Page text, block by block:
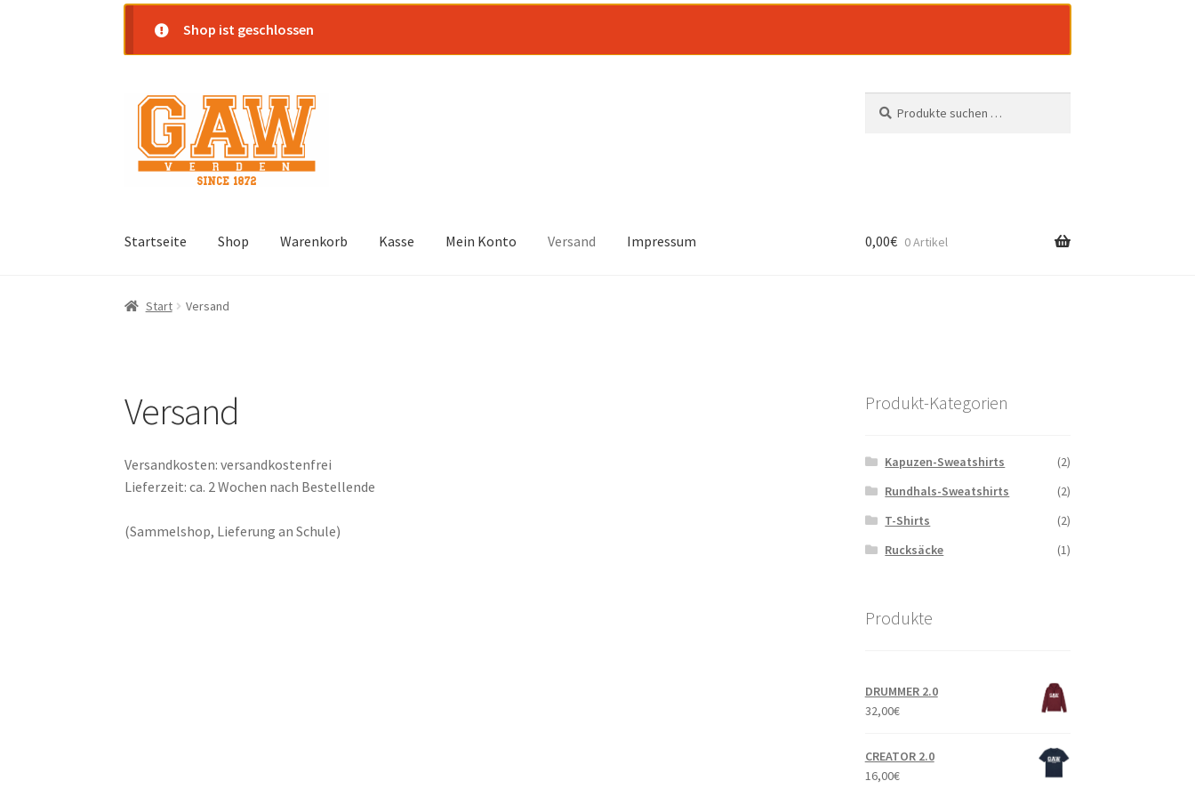
Shop ist geschlossen
Zur
Navigation
springen
Zum
springen
nach:
Startseite Shop Warenkorb Kasse Mein Konto Versand Impressum 0,00€ 0 Artikel
Start Versand
Versand
Versandkosten: versandkostenfrei
Lieferzeit: ca. 2 Wochen nach Bestellende
(Sammelshop, Lieferung an Schule)
Produkt-Kategorien
Kapuzen-Sweatshirts
(2)
Rundhals-Sweatshirts
(2)
T-Shirts
(2)
Rucksäcke
(1)
Produkte
DRUMMER 2.0
32,00€
CREATOR 2.0
16,00€